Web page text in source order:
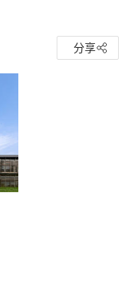
分享